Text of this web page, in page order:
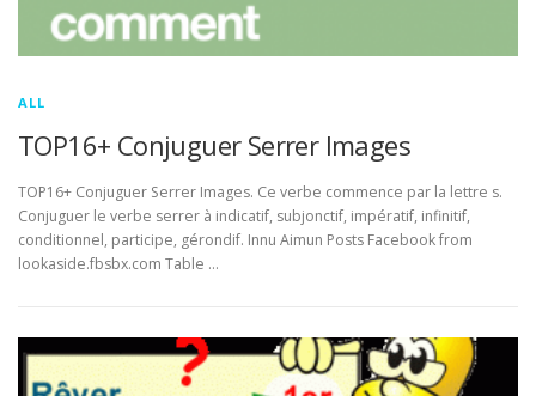
ALL
TOP16+ Conjuguer Serrer Images
TOP16+ Conjuguer Serrer Images. Ce verbe commence par la lettre s.
Conjuguer le verbe serrer à indicatif, subjonctif, impératif, infinitif,
conditionnel, participe, gérondif. Innu Aimun Posts Facebook from
lookaside.fbsbx.com Table …